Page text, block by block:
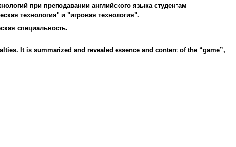
при преподавании английского языка студентам
технология" и "игровая технология".
специальность.
It is summarized and revealed essence and content of the “game”,